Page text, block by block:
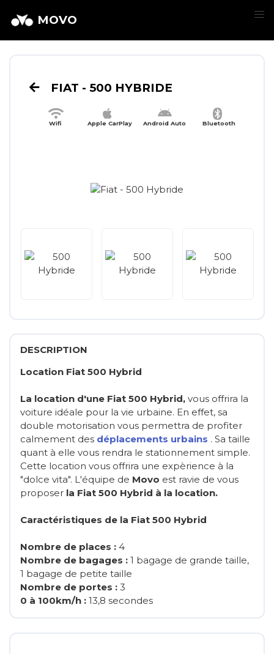
MOVO
FIAT - 500 HYBRIDE
Wifi Apple CarPlay Android Auto Bluetooth
DESCRIPTION
Location Fiat 500 Hybrid
La location d'une Fiat 500 Hybrid, vous offrira la
voiture idéale pour la vie urbaine. En effet, sa
double motorisation vous permettra de profiter
calmement des déplacements urbains . Sa taille
quant à elle vous rendra le stationnement simple.
Cette location vous offrira une expèrience à la
"dolce vita". L'équipe de Movo est ravie de vous
proposer la Fiat 500 Hybrid à la location.
Caractéristiques de la Fiat 500 Hybrid
Nombre de places : 4
Nombre de bagages : 1 bagage de grande taille,
1 bagage de petite taille
Nombre de portes : 3
0 à 100km/h : 13,8 secondes